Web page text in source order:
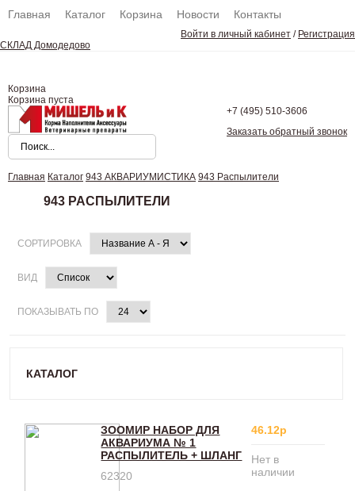
Главная Каталог Корзина Новости Контакты
Войти в личный кабинет / Регистрация
СКЛАД Домодедово
Корзина
Корзина пуста
+7 (495) 510-3606
Заказать обратный звонок
Главная Каталог 943 АКВАРИУМИСТИКА 943 Распылители
943 РАСПЫЛИТЕЛИ
СОРТИРОВКА
ВИД
ПОКАЗЫВАТЬ ПО
КАТАЛОГ
ЗООМИР НАБОР ДЛЯ
АКВАРИУМА № 1
РАСПЫЛИТЕЛЬ + ШЛАНГ
62320
46.12р
Нет в
наличии